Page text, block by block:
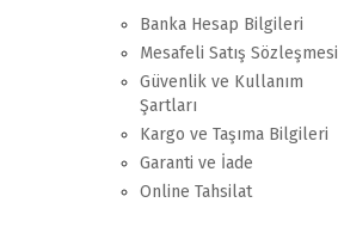
Banka Hesap Bilgileri
Mesafeli Satış Sözleşmesi
Güvenlik ve Kullanım
Şartları
Kargo ve Taşıma Bilgileri
Garanti ve İade
Online Tahsilat